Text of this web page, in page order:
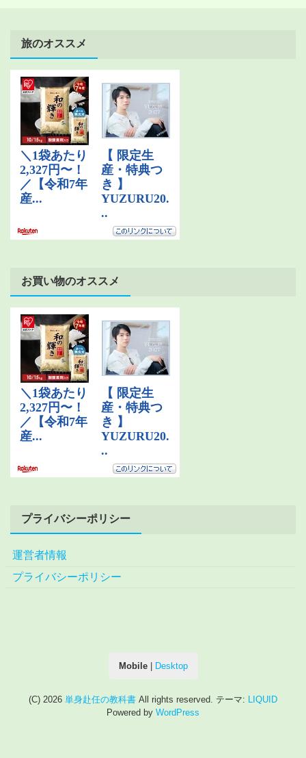
旅のオススメ
お買い物のオススメ
プライバシーポリシー
運営者情報
プライバシーポリシー
Mobile| Desktop
(C) 2026 単身赴任の教科書 All rights reserved. テーマ:
LIQUID
Powered by WordPress